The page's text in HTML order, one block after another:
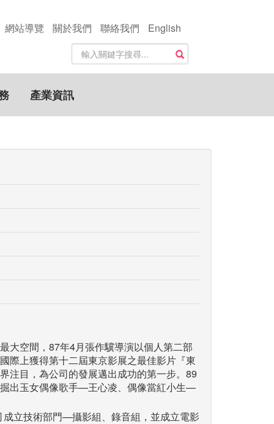
網站導覽 關於我們 聯絡我們
English
站
內
搜
尋
關
鍵
搜尋
產業資訊
大空間，87年4月張作驥導演以個人第二部
際上獲得第十二屆東京影展之最佳影片『東
注目，為公司的發展邁出成功的第一步。89
出玉女偶像歌手—王心凌、偶像當紅小生—
立技術部門—攝影組、錄音組，並成立電影